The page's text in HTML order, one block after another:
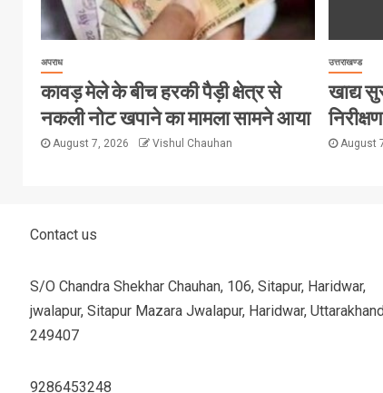
अपराध
कावड़ मेले के बीच हरकी पैड़ी क्षेत्र से
नकली नोट खपाने का मामला सामने आया
August 7, 2026 Vishul Chauhan
उत्तराखण्ड
खाद्य
August
Contact us
S/O Chandra Shekhar Chauhan, 106, Sitapur, Haridwar,
jwalapur, Sitapur Mazara Jwalapur, Haridwar,
249407
9286453248